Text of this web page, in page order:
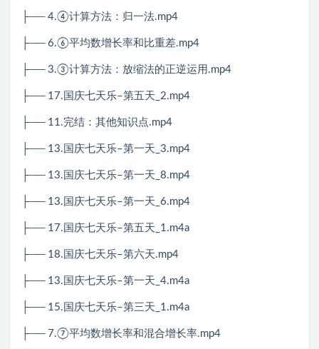
├── 4.④计算方法：归一法.mp4
├── 6.⑥平均数增长率和比重差.mp4
├── 3.③计算方法：放缩法的正逆运用.mp4
├── 17.国庆七天乐–第五天_2.mp4
├── 11.完结：其他知识点.mp4
├── 13.国庆七天乐–第一天_3.mp4
├── 13.国庆七天乐–第一天_8.mp4
├── 13.国庆七天乐–第一天_6.mp4
├── 17.国庆七天乐–第五天_1.m4a
├── 18.国庆七天乐–第六天.mp4
├── 13.国庆七天乐–第一天_4.m4a
├── 15.国庆七天乐–第三天_1.m4a
├── 7.⑦平均数增长率和混合增长率.mp4